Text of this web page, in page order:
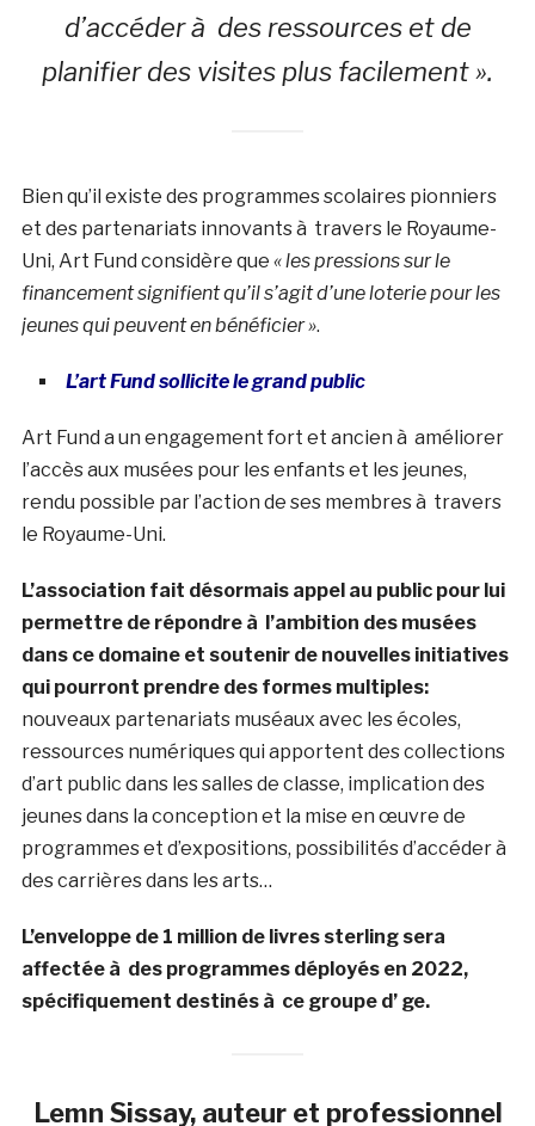
d’accéder à des ressources et de
planifier des visites plus facilement ».
Bien qu’il existe des programmes scolaires pionniers
et des partenariats innovants à travers le Royaume-
Uni, Art Fund considère que « les pressions sur le
financement signifient qu’il s’agit d’une loterie pour les
jeunes qui peuvent en bénéficier ».
L’art Fund sollicite le grand public
Art Fund a un engagement fort et ancien à améliorer
l’accès aux musées pour les enfants et les jeunes,
rendu possible par l’action de ses membres à travers
le Royaume-Uni.
L’association fait désormais appel au public pour lui
permettre de répondre à l’ambition des musées
dans ce domaine et soutenir de nouvelles initiatives
qui pourront prendre des formes multiples:
nouveaux partenariats muséaux avec les écoles,
ressources numériques qui apportent des collections
d’art public dans les salles de classe, implication des
jeunes dans la conception et la mise en œuvre de
programmes et d’expositions, possibilités d’accéder à
des carrières dans les arts…
L’enveloppe de 1 million de livres sterling sera
affectée à des programmes déployés en 2022,
spécifiquement destinés à ce groupe d’ ge.
Lemn Sissay, auteur et professionnel